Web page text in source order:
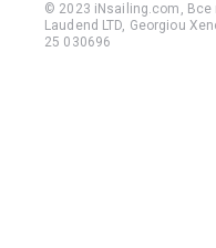
© 2023 iNsailing.com,
Laudend LTD, Georgiou
25 030696